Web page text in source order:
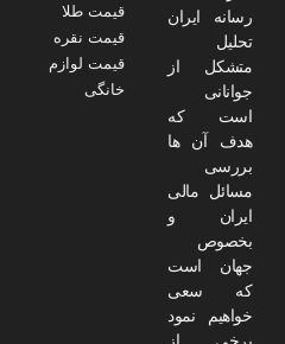
رسانه ایران
تحلیل
متشکل از
جوانانی
است که
هدف آن ها
بررسی
مسائل مالی
ایران و
بخصوص
جهان است
که سعی
خواهیم نمود
قیمت طلا
قیمت نقره
قیمت لوازم
خانگی